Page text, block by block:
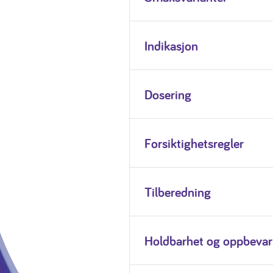
Indikasjon
Dosering
Forsiktighetsregler
Tilberedning
Holdbarhet og